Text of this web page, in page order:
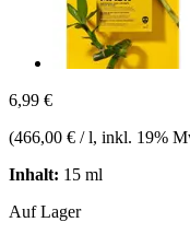
6,99 €
(466,00 € / l, inkl. 19%
Inhalt: 15 ml
Auf Lager